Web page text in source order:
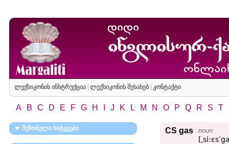
ლექსიკონის ინსტრუქცია| ლექსიკონის შესახებ| კონტაქტი
A B C D E F G H J K L M N O P Q R S T
მეზობელი სიტყვები CS gas noun